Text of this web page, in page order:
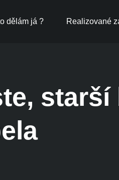
dělám já ? Realizované
starší